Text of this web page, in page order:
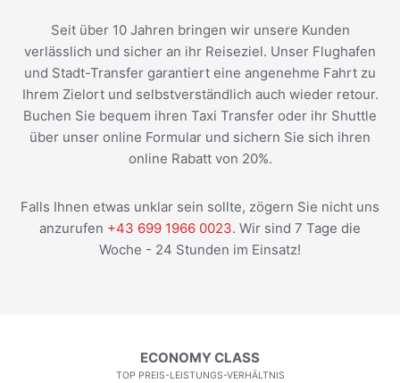
Seit über 10 Jahren bringen wir unsere Kunden
verlässlich und sicher an ihr Reiseziel. Unser Flughafen
und Stadt-Transfer garantiert eine angenehme Fahrt zu
Ihrem Zielort und selbstverständlich auch wieder retour.
Buchen Sie bequem ihren Taxi Transfer oder ihr Shuttle
über unser online Formular und sichern Sie sich ihren
online Rabatt von 20%.
Falls Ihnen etwas unklar sein sollte, zögern Sie nicht uns
anzurufen +43 699 1966 0023. Wir sind 7 Tage die
Woche - 24 Stunden im Einsatz!
ECONOMY CLASS
TOP PREIS-LEISTUNGS-VERHÄLTNIS